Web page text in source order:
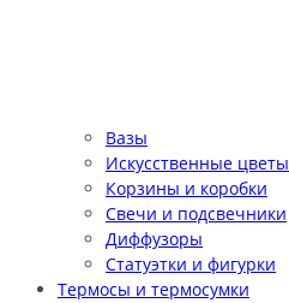
Вазы
Искусственные цветы
Корзины и коробки
Свечи и подсвечники
Диффузоры
Статуэтки и фигурки
Термосы и термосумки